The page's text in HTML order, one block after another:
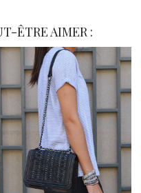
ÊTRE AIMER :